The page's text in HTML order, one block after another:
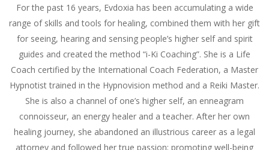
For the past 16 years, Evdoxia has been accumulating a wide
range of skills and tools for healing, combined them with her gift
for seeing, hearing and sensing people’s higher self and spirit
guides and created the method “i-Ki Coaching”. She is a Life
Coach certified by the International Coach Federation, a Master
Hypnotist trained in the Hypnovision method and a Reiki Master.
She is also a channel of one’s higher self, an enneagram
connoisseur, an energy healer and a teacher. After her own
healing journey, she abandoned an illustrious career as a legal
attorney and followed her true passion; promoting well-being